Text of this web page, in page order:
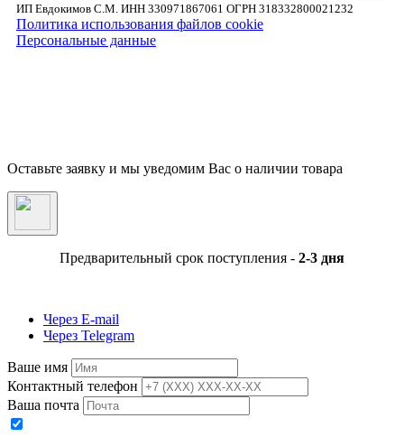
ИП Евдокимов С.М. ИНН 330971867061 ОГРН 318332800021232
Политика использования файлов cookie
Персональные данные
Оставьте заявку и мы уведомим Вас о наличии товара
Предварительный срок поступления - 2-3 дня
Через E-mail
Через Telegram
Ваше имя
Контактный телефон
Ваша почта